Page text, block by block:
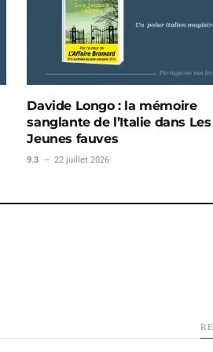
Davide Longo : la mémoire
sanglante de l’Italie dans Les
Jeunes fauves
9.3 22 juillet 2026